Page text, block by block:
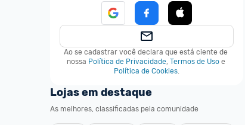
Ao se cadastrar você declara que está ciente de
nossa Política de Privacidade, Termos de Uso e
Política de Cookies.
Lojas em destaque
As melhores, classificadas pela comunidade